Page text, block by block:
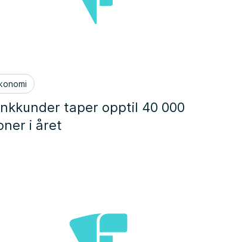
taper opptil 40 000
i året